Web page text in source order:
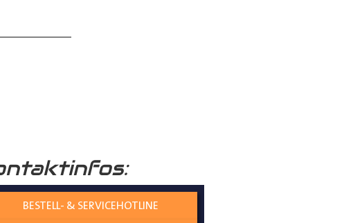
und verständlich erklärt.
BESTELL- & SERVICEHOTLINE